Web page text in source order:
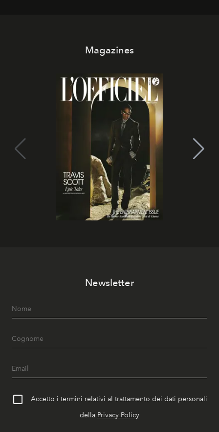
Magazines
Newsletter
Accetto i termini relativi al trattamento dei dati personali
della Privacy Policy